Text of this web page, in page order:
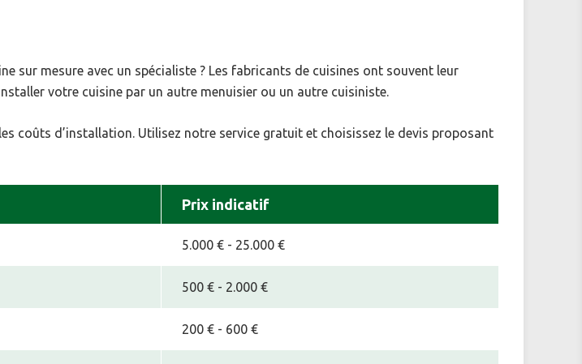
sur mesure avec un spécialiste ? Les fabricants de cuisines ont souvent leur
votre cuisine par un autre menuisier ou un autre cuisiniste.
coûts d’installation. Utilisez notre service gratuit et choisissez le devis proposant
Prix indicatif
5.000 € - 25.000 €
500 € - 2.000 €
200 € - 600 €